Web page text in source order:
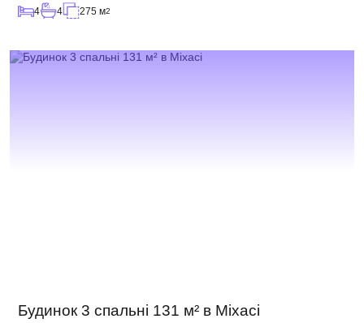
4 4 275 м2
Будинок 3 спальні 131 м² в Міхасі